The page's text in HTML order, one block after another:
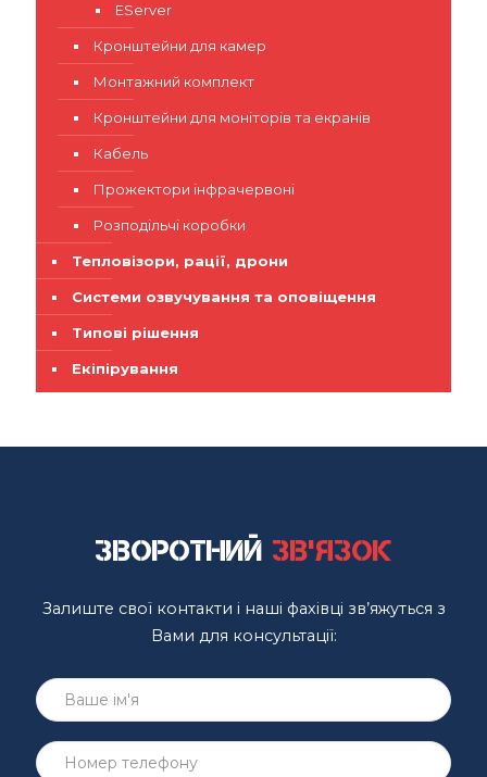
EServer
Кронштейни для камер
Монтажний комплект
Кронштейни для моніторів та екранів
Кабель
Прожектори інфрачервоні
Розподільчі коробки
Тепловізори, рації, дрони
Системи озвучування та оповіщення
Типові рішення
Екіпірування
Зворотний зв'язок
Залиште свої контакти і наші фахівці зв’яжуться з
Вами для консультації: